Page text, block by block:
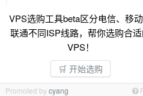
VPS选购工具beta区分电信、移动
联通不同ISP线路，帮你选购合
VPS！
🛒 开始选购
Promoted bycyang